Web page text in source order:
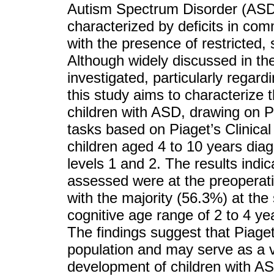
Autism Spectrum Disorder
characterized by deficits in
with the presence of restricted,
Although widely discussed in
investigated, particularly
this study aims to characterize
children with ASD, drawing on
tasks based on Piaget’s
children aged 4 to 10 years
levels 1 and 2. The results
assessed were at the
with the majority (56.3%) at
cognitive age range of 2 to 4
The findings suggest that
population and may serve as a
development of children with